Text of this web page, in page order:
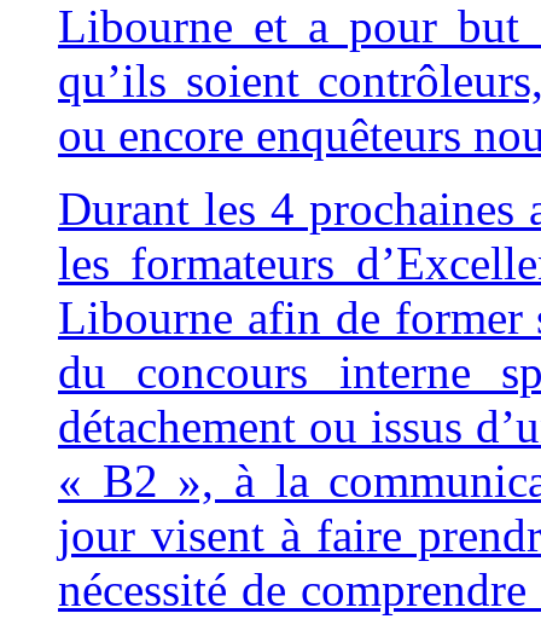
Libourne et a pour but
qu’ils soient
ou encore enquêteurs
Durant les 4 prochaines
les formateurs
Libourne afin de former
du concours interne
détachement ou issus
« B2 », à la
jour visent à faire
nécessité de